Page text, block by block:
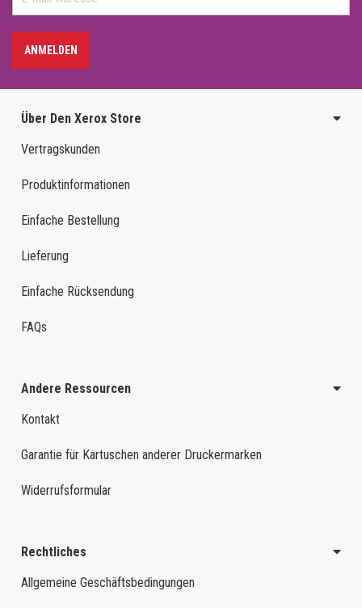
ANMELDEN
Über Den Xerox Store
Vertragskunden
Produktinformationen
Einfache Bestellung
Lieferung
Einfache Rücksendung
FAQs
Andere Ressourcen
Kontakt
Garantie für Kartuschen anderer Druckermarken
Widerrufsformular
Rechtliches
Allgemeine Geschäftsbedingungen